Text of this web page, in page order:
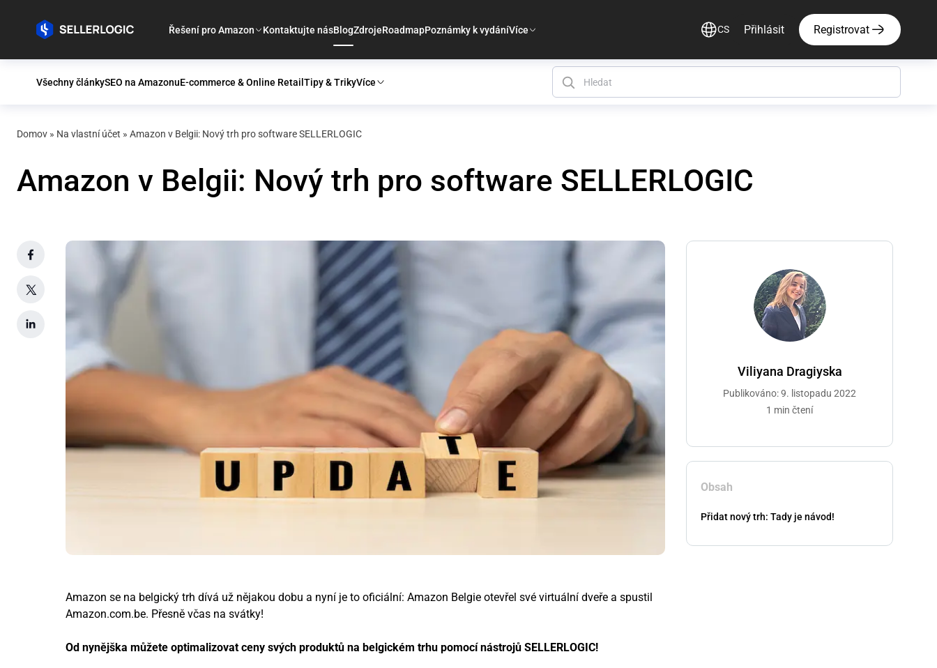
Řešení pro Amazon Kontaktujte násBlogZdrojeRoadmapPoznámky k vydáníVíce CS Přihlásit Registrovat
Všechny článkySEO na AmazonuE-commerce & Online RetailTipy & TrikyVíce
Domov » Na vlastní účet » Amazon v Belgii: Nový trh pro software SELLERLOGIC
Amazon v Belgii: Nový trh pro software SELLERLOGIC
Viliyana Dragiyska
Publikováno: 9. listopadu 2022
1 min čtení
Obsah
Přidat nový trh: Tady je návod!
Amazon se na belgický trh dívá už nějakou dobu a nyní je to oficiální: Amazon Belgie otevřel své virtuální dveře a spustil
Amazon.com.be. Přesně včas na svátky!
Od nynějška můžete optimalizovat ceny svých produktů na belgickém trhu pomocí nástrojů SELLERLOGIC!